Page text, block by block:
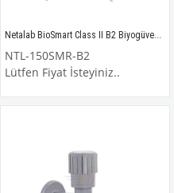
Netalab BioSmart Class II B2 Biyogüvenlik Kabini DIN EN12469 / NTL-150SMR-B2
NTL-150SMR-B2
Lütfen Fiyat İsteyiniz..